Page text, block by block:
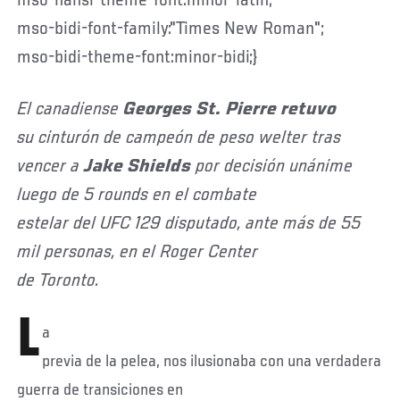
mso-bidi-font-family:"Times New Roman";
mso-bidi-theme-font:minor-bidi;}
El canadienseGeorges St. Pierre retuvo
su cinturón de campeón de peso welter tras
vencer aJake Shields por decisión unánime
luego de 5 rounds en el combate
estelar del UFC 129 disputado, ante más de 55
mil personas, en el Roger Center
de Toronto.
L a
previa de la pelea, nos ilusionaba con una verdadera
guerra de transiciones en